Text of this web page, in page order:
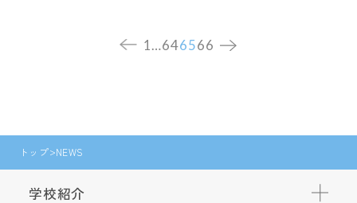
1 …646566
トップ NEWS
学校紹介